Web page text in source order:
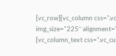
[vc_row][vc_column
img_size=”225″
[vc_column_text